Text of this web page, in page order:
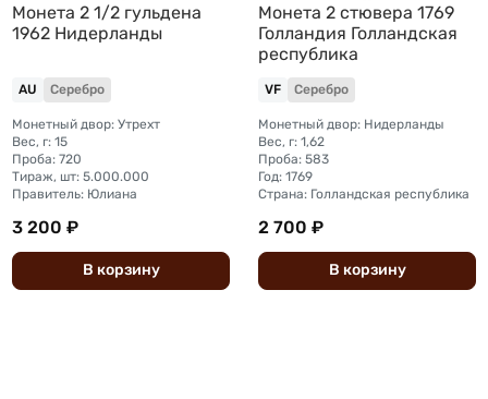
Монета 2 1/2 гульдена
1962 Нидерланды
AU Серебро
Монетный двор: Утрехт
Вес, г: 15
Проба: 720
Тираж, шт: 5.000.000
Правитель: Юлиана
3 200 ₽
В корзину
Монета 2 стювера 1769
Голландия Голландская
республика
VF Серебро
Монетный двор: Нидерланды
Вес, г: 1,62
Проба: 583
Год: 1769
Страна: Голландская республика
2 700 ₽
В корзину